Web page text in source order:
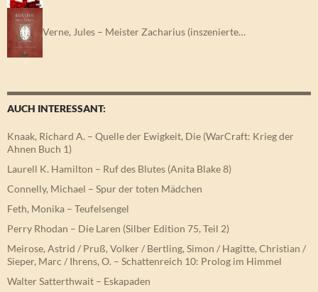
Verne, Jules – Meister Zacharius (inszenierte…
AUCH INTERESSANT:
Knaak, Richard A. – Quelle der Ewigkeit, Die (WarCraft: Krieg der
Ahnen Buch 1)
Laurell K. Hamilton – Ruf des Blutes (Anita Blake 8)
Connelly, Michael – Spur der toten Mädchen
Feth, Monika – Teufelsengel
Perry Rhodan – Die Laren (Silber Edition 75, Teil 2)
Meirose, Astrid / Pruß, Volker / Bertling, Simon / Hagitte, Christian /
Sieper, Marc / Ihrens, O. – Schattenreich 10: Prolog im Himmel
Walter Satterthwait – Eskapaden